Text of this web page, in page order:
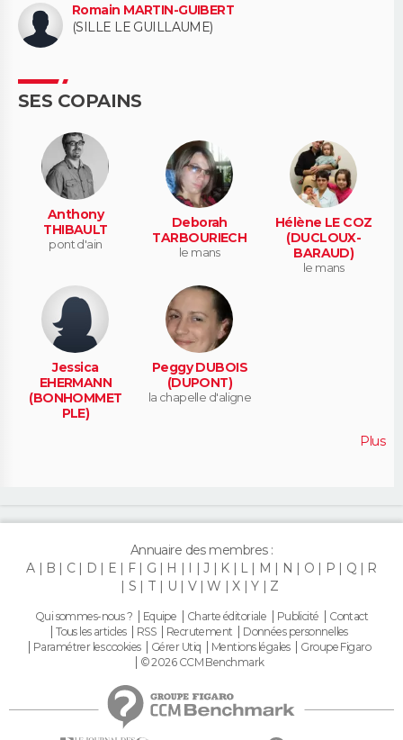
Romain MARTIN-GUIBERT
(SILLE LE GUILLAUME)
SES COPAINS
Anthony
THIBAULT
pont d'ain
Deborah
TARBOURIECH
le mans
Hélène LE COZ
(DUCLOUX-
BARAUD)
le mans
Jessica
EHERMANN
(BONHOMMET
PLE)
Peggy DUBOIS
(DUPONT)
la chapelle d'aligne
Plus
Annuaire des membres :
A
B C D E F G H I J K L M N O P Q
R
S
T U V W X Y Z
Qui sommes-nous ? Equipe Charte éditoriale Publicité
Contact
Tous les articles
RSS Recrutement
Données personnelles
Paramétrer les cookies
Gérer Utiq Mentions légales
Groupe Figaro
© 2026 CCM Benchmark